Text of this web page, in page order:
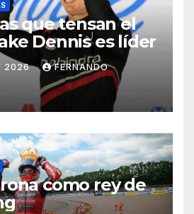
que tensan el
Dennis es líder
2026 FERNANDO
como rey de